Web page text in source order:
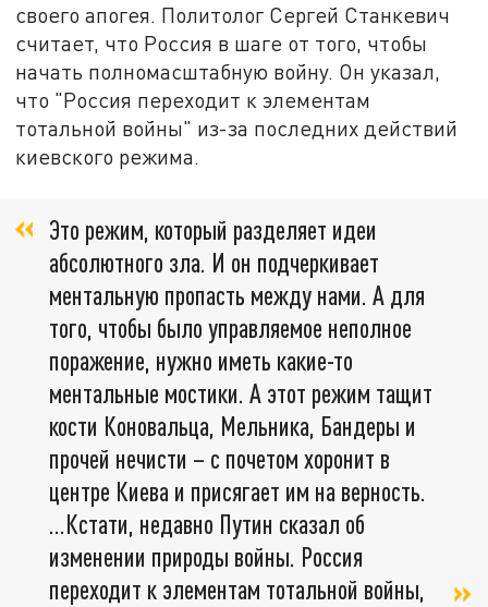
своего апогея. Политолог Сергей Станкевич
считает, что Россия в шаге от того, чтобы
начать полномасштабную войну. Он указал,
что "Россия переходит к элементам
тотальной войны" из-за последних действий
киевского режима.
Это режим, который разделяет идеи
абсолютного зла. И он подчеркивает
ментальную пропасть между нами. А для
того, чтобы было управляемое неполное
поражение, нужно иметь какие-то
ментальные мостики. А этот режим тащит
кости Коновальца, Мельника, Бандеры и
прочей нечисти – с почетом хоронит в
центре Киева и присягает им на верность.
…Кстати, недавно Путин сказал об
изменении природы войны. Россия
переходит к элементам тотальной войны,